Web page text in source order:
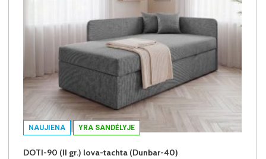
NAUJIENA YRA SANDĖLYJE
DOTI-90 (II gr.) lova-tachta (Dunbar-40)